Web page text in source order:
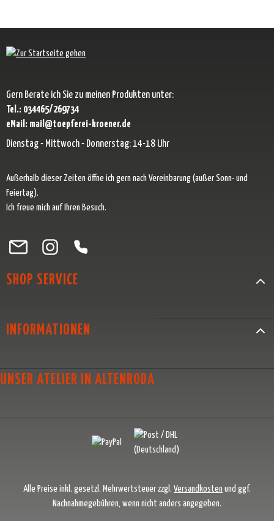
Gern Berate ich Sie zu meinen Produkten unter:
Tel.: 034465/269734
eMail: mail@toepferei-kroener.de
Dienstag - Mittwoch - Donnerstag: 14-18 Uhr
Außerhalb dieser Zeiten öffne ich gern nach Vereinbarung (außer Sonn- und
Feiertag).
Ich freue mich auf Ihren Besuch.
Besuche uns auf Facebook – öffnet in neuem Tab (externer Link)
Schau auf Instagram vorbei – öffnet in neuem Tab (externer Link)
Lass dich auf Pinterest inspirieren – öffnet in neuem Tab
Folge uns auf X – öffnet in neuem Tab (externer Link)
SHOP SERVICE
INFORMATIONEN
UNSER ATELIER IN ALTENRODA
Alle Preise inkl. gesetzl. Mehrwertsteuer zzgl. Versandkosten und ggf.
Nachnahmegebühren, wenn nicht anders angegeben.